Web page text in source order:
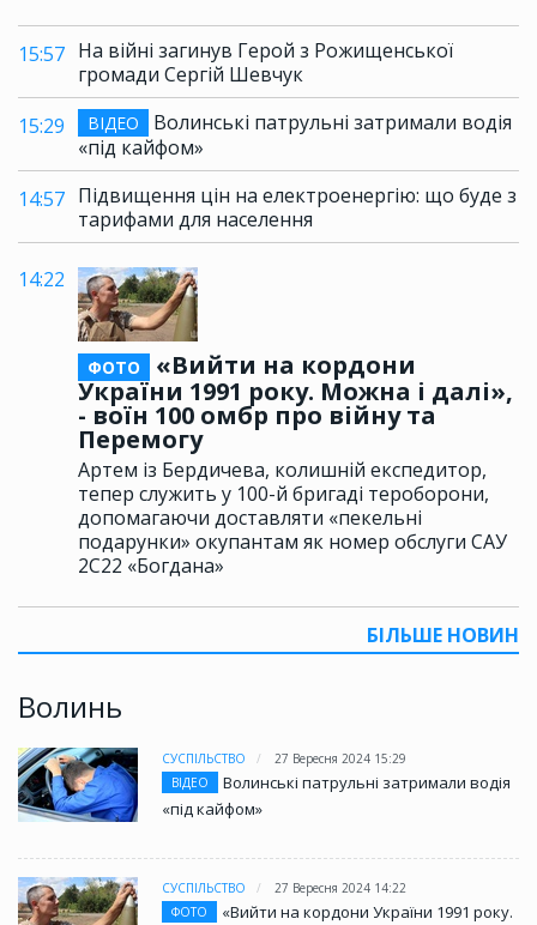
15:57 На війні загинув Герой з Рожищенської
громади Сергій Шевчук
15:29
ВІДЕО
Волинські патрульні затримали водія
«під кайфом»
14:57 Підвищення цін на електроенергію: що буде з
тарифами для населення
14:22
ФОТО
«Вийти на кордони
України 1991 року. Можна і далі»,
- воїн 100 омбр про війну та
Перемогу
Артем із Бердичева, колишній експедитор,
тепер служить у 100-й бригаді тероборони,
допомагаючи доставляти «пекельні
подарунки» окупантам як номер обслуги САУ
2С22 «Богдана»
БІЛЬШЕ НОВИН
Волинь
СУСПІЛЬСТВО
27 Вересня 2024 15:29
ВІДЕО
Волинські патрульні затримали водія
«під кайфом»
СУСПІЛЬСТВО
27 Вересня 2024 14:22
ФОТО
«Вийти на кордони України 1991 року.